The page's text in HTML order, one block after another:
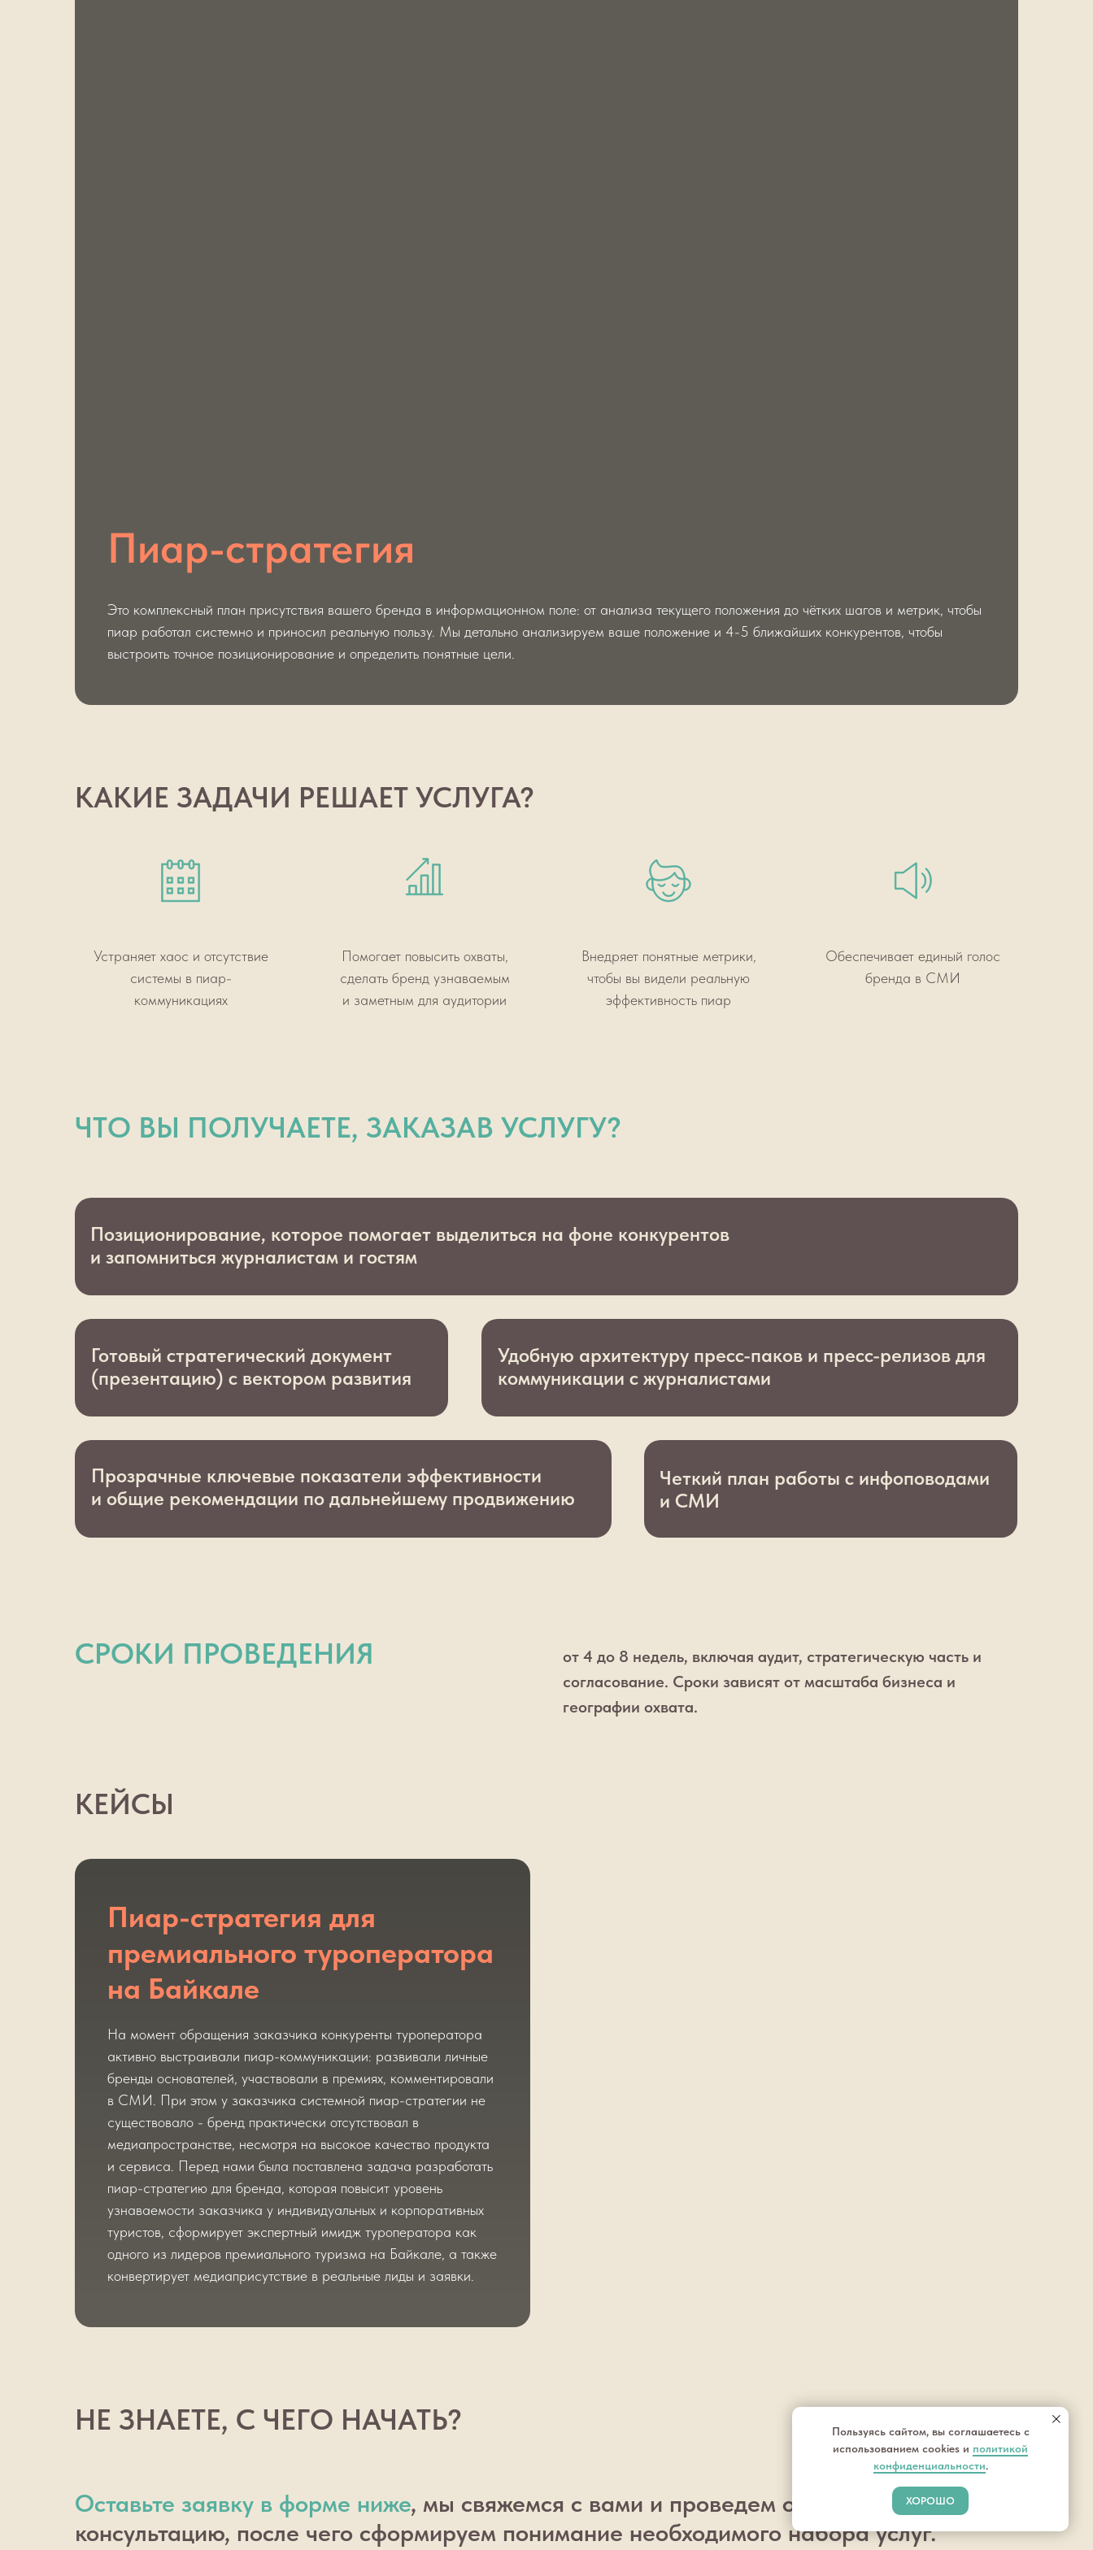
Пиар-стратегия
Это комплексный план присутствия вашего бренда в информационном поле: от анализа текущего положения до чётких шагов и метрик, чтобы
пиар работал системно и приносил реальную пользу. Мы детально анализируем ваше положение и 4-5 ближайших конкурентов, чтобы
выстроить точное позиционирование и определить понятные цели.
КАКИЕ ЗАДАЧИ РЕШАЕТ УСЛУГА?
Устраняет хаос и отсутствие
системы в пиар-
коммуникациях
Помогает повысить охваты,
сделать бренд узнаваемым
и заметным для аудитории
Внедряет понятные метрики,
чтобы вы видели реальную
эффективность пиар
Обеспечивает единый голос
бренда в СМИ
ЧТО ВЫ ПОЛУЧАЕТЕ, ЗАКАЗАВ УСЛУГУ?
Позиционирование, которое помогает выделиться на фоне конкурентов
и запомниться журналистам и гостям
Четкий план работы с инфоповодами
и СМИ
Удобную архитектуру пресс-паков и пресс-релизов для
коммуникации с журналистами
Готовый стратегический документ
(презентацию) с вектором развития
Прозрачные ключевые показатели эффективности
и общие рекомендации по дальнейшему продвижению
СРОКИ ПРОВЕДЕНИЯ
от 4 до 8 недель, включая аудит, стратегическую часть и
согласование. Сроки зависят от масштаба бизнеса и
географии охвата.
КЕЙСЫ
Пиар-стратегия для
премиального туроператора
на Байкале
На момент обращения заказчика конкуренты туроператора
активно выстраивали пиар-коммуникации: развивали личные
бренды основателей, участвовали в премиях, комментировали
в СМИ. При этом у заказчика системной пиар-стратегии не
существовало - бренд практически отсутствовал в
медиапространстве, несмотря на высокое качество продукта
и сервиса. Перед нами была поставлена задача разработать
пиар-стратегию для бренда, которая повысит уровень
узнаваемости заказчика у индивидуальных и корпоративных
туристов, сформирует экспертный имидж туроператора как
одного из лидеров премиального туризма на Байкале, а также
конвертирует медиаприсутствие в реальные лиды и заявки.
НЕ ЗНАЕТЕ, С ЧЕГО НАЧАТЬ?
Оставьте заявку в форме ниже, мы свяжемся с вами и проведем онлайн-
консультацию, после чего сформируем понимание необходимого набора услуг.
Пользуясь сайтом, вы соглашаетесь с
использованием cookies и политикой
конфиденциальности.
ХОРОШО